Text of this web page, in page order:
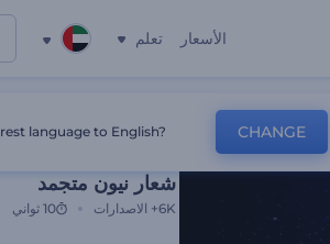
الأسعار تعلم
شعار نيون متجمد
6K+ الاصدارات 10 ثواني
language to English? CHANGE